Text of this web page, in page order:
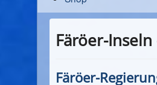
Färöer-
Färöer-